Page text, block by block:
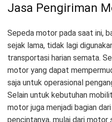
Jasa Pengiriman
Sepeda motor pada saat ini,
sejak lama, tidak lagi
transportasi harian semata.
motor yang dapat
saja untuk operasional
Selain untuk kebutuhan
motor juga menjadi bagian
pencintanya, mulai dari motor